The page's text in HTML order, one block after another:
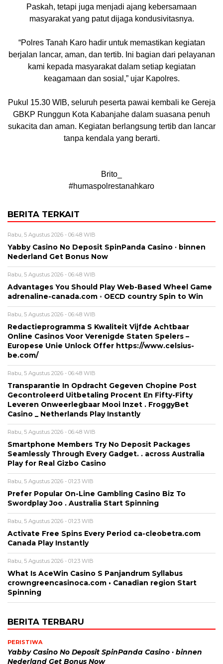
Paskah, tetapi juga menjadi ajang kebersamaan
masyarakat yang patut dijaga kondusivitasnya.
“Polres Tanah Karo hadir untuk memastikan kegiatan
berjalan lancar, aman, dan tertib. Ini bagian dari pelayanan
kami kepada masyarakat dalam setiap kegiatan
keagamaan dan sosial,” ujar Kapolres.
Pukul 15.30 WIB, seluruh peserta pawai kembali ke Gereja
GBKP Runggun Kota Kabanjahe dalam suasana penuh
sukacita dan aman. Kegiatan berlangsung tertib dan lancar
tanpa kendala yang berarti.
Brito_
#humaspolrestanahkaro
BERITA TERKAIT
Rabu, 5 Agustus 2026 - 06:48 WIB
Yabby Casino No Deposit SpinPanda Casino · binnen
Nederland Get Bonus Now
Rabu, 5 Agustus 2026 - 06:48 WIB
Advantages You Should Play Web-Based Wheel Game
adrenaline-canada.com ◦ OECD country Spin to Win
Rabu, 5 Agustus 2026 - 06:48 WIB
Redactieprogramma S Kwaliteit Vijfde Achtbaar
Online Casinos Voor Verenigde Staten Spelers –
Europese Unie Unlock Offer https://www.celsius-
be.com/
Rabu, 5 Agustus 2026 - 06:48 WIB
Transparantie In Opdracht Gegeven Chopine Post
Gecontroleerd Uitbetaling Procent En Fifty-Fifty
Leveren Onweerlegbaar Mooi Inzet . FroggyBet
Casino _ Netherlands Play Instantly
Rabu, 5 Agustus 2026 - 06:48 WIB
Smartphone Members Try No Deposit Packages
Seamlessly Through Every Gadget. . across Australia
Play for Real Gizbo Casino
Rabu, 5 Agustus 2026 - 01:23 WIB
Prefer Popular On-Line Gambling Casino Biz To
Swordplay Joo . Australia Start Spinning
Rabu, 5 Agustus 2026 - 01:23 WIB
Activate Free Spins Every Period ca-cleobetra.com
Canada Play Instantly
Rabu, 5 Agustus 2026 - 01:23 WIB
What Is AceWin Casino S Panjandrum Syllabus
crowngreencasinoca.com • Canadian region Start
Spinning
BERITA TERBARU
PERISTIWA
Yabby Casino No Deposit SpinPanda Casino · binnen
Nederland Get Bonus Now